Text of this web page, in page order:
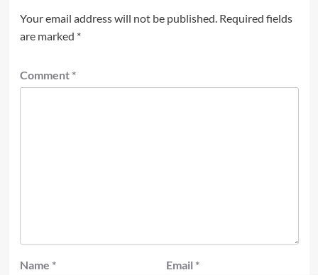
Your email address will not be published. Required fields
are marked *
Comment *
Name * Email *